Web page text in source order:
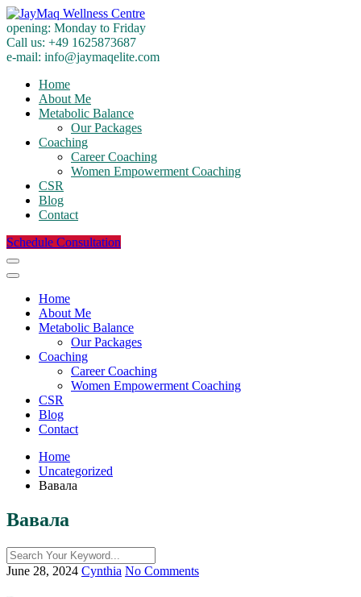
opening: Monday to Friday
Call us: +49 1625873687
e-mail: info@jaymaqelite.com
Home
About Me
Metabolic Balance
Our Packages
Coaching
Career Coaching
Women Empowerment Coaching
CSR
Blog
Contact
Schedule Consultation
Home
About Me
Metabolic Balance
Our Packages
Coaching
Career Coaching
Women Empowerment Coaching
CSR
Blog
Contact
Home
Uncategorized
Вавала
Вавала
June 28, 2024 Cynthia No Comments